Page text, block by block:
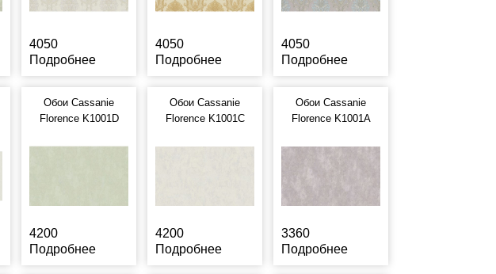
4050
Подробнее
4050
Подробнее
4050
Подробнее
Обои Cassanie
Florence K1001D
4200
Подробнее
Обои Cassanie
Florence K1001C
4200
Подробнее
Обои Cassanie
Florence K1001A
3360
Подробнее